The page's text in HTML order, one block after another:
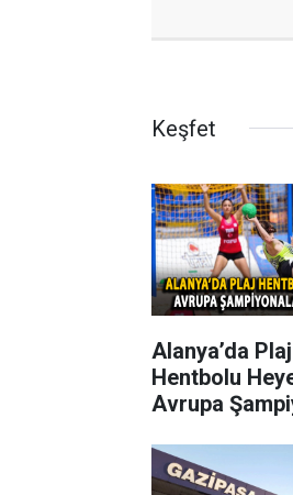
Keşfet
Alanya’da Plaj
Hentbolu
Avrupa